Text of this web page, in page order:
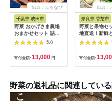
出典：ふるなび
千葉県 成田市
野菜 おかげさま農場
おまかせセット 詰め
合わせ 野菜
5.0
寄付金額: 13,000 円
出典：
奈良県 香芝市
野菜と果物セ
地直送！新鮮
旬の野菜＆季
ーツ [果実的野
チゴ・スイカ
ン・まくわ等)
1種以上 約
良県 [3244]
寄付金額:
野菜の返礼品に関連してい